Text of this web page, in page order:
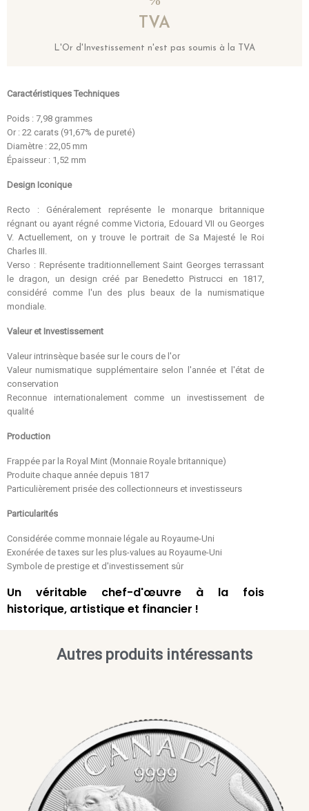
TVA
L'Or d'Investissement n'est pas soumis à la TVA
Caractéristiques Techniques
Poids : 7,98 grammes
Or : 22 carats (91,67% de pureté)
Diamètre : 22,05 mm
Épaisseur : 1,52 mm
Design Iconique
Recto : Généralement représente le monarque britannique
régnant ou ayant régné comme Victoria, Edouard VII ou Georges
V. Actuellement, on y trouve le portrait de Sa Majesté le Roi
Charles III.
Verso : Représente traditionnellement Saint Georges terrassant
le dragon, un design créé par Benedetto Pistrucci en 1817,
considéré comme l'un des plus beaux de la numismatique
mondiale.
Valeur et Investissement
Valeur intrinsèque basée sur le cours de l'or
Valeur numismatique supplémentaire selon l'année et l'état de
conservation
Reconnue internationalement comme un investissement de
qualité
Production
Frappée par la Royal Mint (Monnaie Royale britannique)
Produite chaque année depuis 1817
Particulièrement prisée des collectionneurs et investisseurs
Particularités
Considérée comme monnaie légale au Royaume-Uni
Exonérée de taxes sur les plus-values au Royaume-Uni
Symbole de prestige et d'investissement sûr
Un véritable chef-d'œuvre à la fois
historique, artistique et financier !
Autres produits intéressants